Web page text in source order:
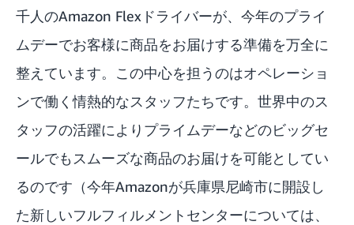
千人のAmazon Flexドライバーが、今年のプライ
ムデーでお客様に商品をお届けする準備を万全に
整えています。この中心を担うのはオペレーショ
ンで働く情熱的なスタッフたちです。世界中のス
タッフの活躍によりプライムデーなどのビッグセ
ールでもスムーズな商品のお届けを可能としてい
るのです（今年Amazonが兵庫県尼崎市に開設し
た新しいフルフィルメントセンターについては、